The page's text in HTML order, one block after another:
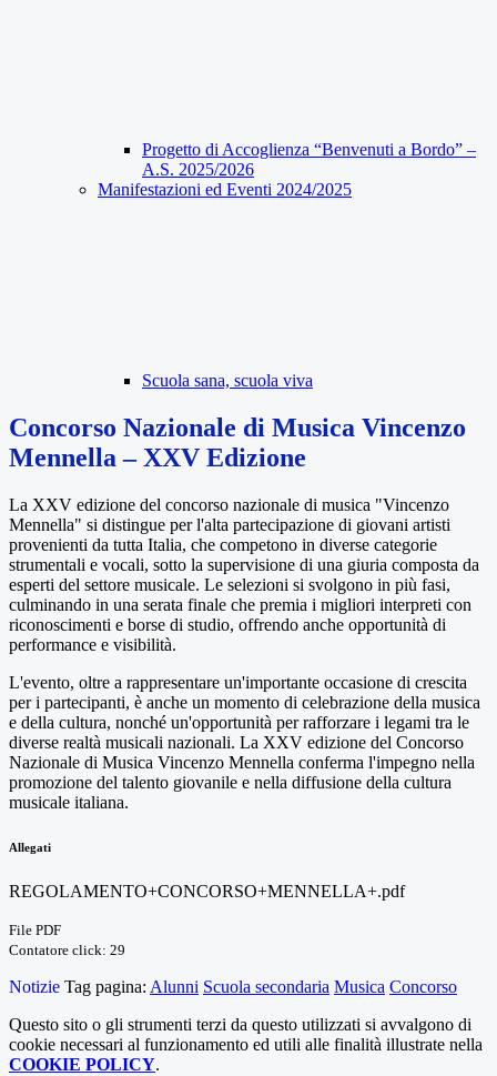
Progetto di Accoglienza “Benvenuti a Bordo” –
A.S. 2025/2026
Manifestazioni ed Eventi 2024/2025
Scuola sana, scuola viva
Concorso Nazionale di Musica Vincenzo
Mennella – XXV Edizione
La XXV edizione del concorso nazionale di musica "Vincenzo
Mennella" si distingue per l'alta partecipazione di giovani artisti
provenienti da tutta Italia, che competono in diverse categorie
strumentali e vocali, sotto la supervisione di una giuria composta da
esperti del settore musicale. Le selezioni si svolgono in più fasi,
culminando in una serata finale che premia i migliori interpreti con
riconoscimenti e borse di studio, offrendo anche opportunità di
performance e visibilità.
L'evento, oltre a rappresentare un'importante occasione di crescita
per i partecipanti, è anche un momento di celebrazione della musica
e della cultura, nonché un'opportunità per rafforzare i legami tra le
diverse realtà musicali nazionali. La XXV edizione del Concorso
Nazionale di Musica Vincenzo Mennella conferma l'impegno nella
promozione del talento giovanile e nella diffusione della cultura
musicale italiana.
Allegati
REGOLAMENTO+CONCORSO+MENNELLA+.pdf
File PDF
Contatore click: 29
Notizie Tag pagina: Alunni Scuola secondaria Musica Concorso
Questo sito o gli strumenti terzi da questo utilizzati si avvalgono di
cookie necessari al funzionamento ed utili alle finalità illustrate nella
COOKIE POLICY.